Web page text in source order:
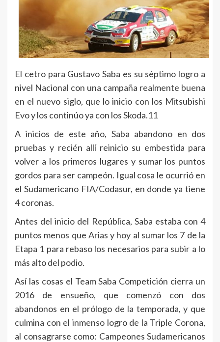
El cetro para Gustavo Saba es su séptimo logro a
nivel Nacional con una campaña realmente buena
en el nuevo siglo, que lo inicio con los Mitsubishi
Evo y los continúo ya con los Skoda.11
A inicios de este año, Saba abandono en dos
pruebas y recién allí reinicio su embestida para
volver a los primeros lugares y sumar los puntos
gordos para ser campeón. Igual cosa le ocurrió en
el Sudamericano FIA/Codasur, en donde ya tiene
4 coronas.
Antes del inicio del República, Saba estaba con 4
puntos menos que Arias y hoy al sumar los 7 de la
Etapa 1 para rebaso los necesarios para subir a lo
más alto del podio.
Así las cosas el Team Saba Competición cierra un
2016 de ensueño, que comenzó con dos
abandonos en el prólogo de la temporada, y que
culmina con el inmenso logro de la Triple Corona,
al consagrarse como: Campeones Sudamericanos